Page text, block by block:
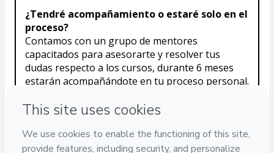
¿Tendré acompañamiento o estaré solo en el
proceso?
Contamos con un grupo de mentores
capacitados para asesorarte y resolver tus
dudas respecto a los cursos, durante 6 meses
estarán acompañándote en tu proceso personal.
¿Obtendré diplomas del curso?
que finalices el curso.